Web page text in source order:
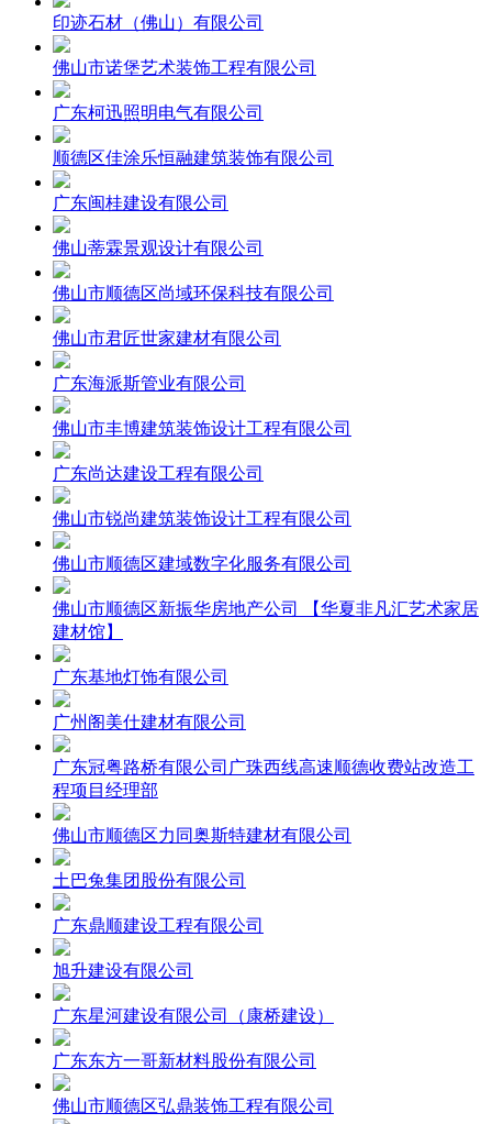
印迹石材（佛山）有限公司
佛山市诺堡艺术装饰工程有限公司
广东柯迅照明电气有限公司
顺德区佳涂乐恒融建筑装饰有限公司
广东闽桂建设有限公司
佛山蒂霖景观设计有限公司
佛山市顺德区尚域环保科技有限公司
佛山市君匠世家建材有限公司
广东海派斯管业有限公司
佛山市丰博建筑装饰设计工程有限公司
广东尚达建设工程有限公司
佛山市锐尚建筑装饰设计工程有限公司
佛山市顺德区建域数字化服务有限公司
佛山市顺德区新振华房地产公司 【华夏非凡汇艺术家居
建材馆】
广东基地灯饰有限公司
广州阁美仕建材有限公司
广东冠粤路桥有限公司广珠西线高速顺德收费站改造工
程项目经理部
佛山市顺德区力同奥斯特建材有限公司
土巴兔集团股份有限公司
广东鼎顺建设工程有限公司
旭升建设有限公司
广东星河建设有限公司（康桥建设）
广东东方一哥新材料股份有限公司
佛山市顺德区弘鼎装饰工程有限公司